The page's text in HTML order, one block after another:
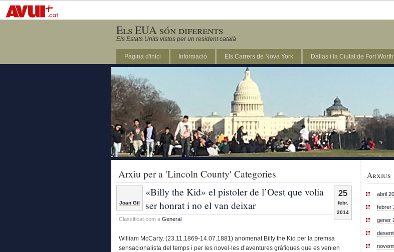
Els EUA són diferents
Els Estats Units vistos per un resident català
Pàgina d'inici Informació Els Carrers de Nova York Dallas i la Ciutat de Fort Worth
Arxiu per a 'Lincoln County' Categories
25
febr.
2014
Joan Gil
«Billy the Kid» el pistoler de l’Oest que volia
ser honrat i no el van deixar
Classificat com a General
William McCarty, (23.11.1869-14.07.1881) anomenat Billy the Kid per la premsa
sensacionalista del temps i per les novel·les d’aventures gràfiques que es venien
Arxius
abril
febrer
gener